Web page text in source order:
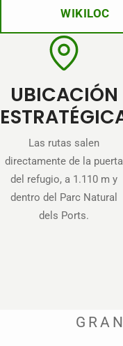
WIKILOC
UBICACIÓN
Las rutas salen
directamente de la puerta
del refugio, a 1.110 m y
dentro del Parc Natural
dels Ports.